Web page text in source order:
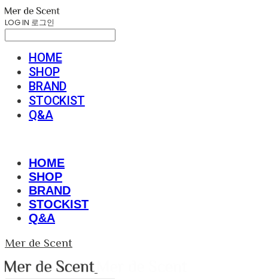
LOG IN 로그인
HOME
SHOP
BRAND
STOCKIST
Q&A
HOME
SHOP
BRAND
STOCKIST
Q&A
Mer de Scent